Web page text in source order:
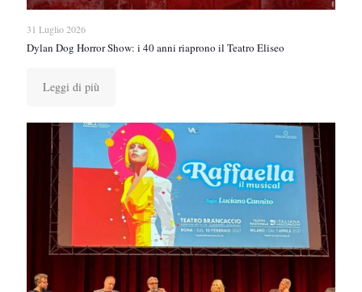
31 Luglio 2026
Dylan Dog Horror Show: i 40 anni riaprono il Teatro Eliseo
Leggi di più